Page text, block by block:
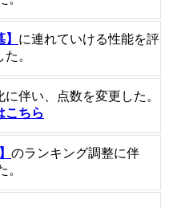
に連れていける性能を評
。
伴い、点数を変更した。
こちら
のランキング調整に伴
。